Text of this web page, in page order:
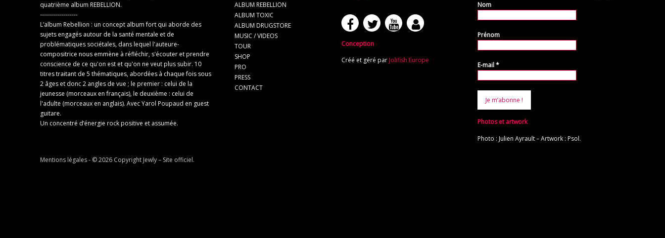
quatrième album REBELLION.
-------------------
L’album Rebellion : un concept album fort qui aborde des
sujets engagés autour de la santé mentale et de
problématiques sociétales, dans lequel l'auteure-
compositrice nous emmène à réfléchir, s'écouter et prendre
conscience de ce qu'on est et qu'on ne veut plus subir. 10
titres traitant de 5 thématiques, abordées à chaque fois sous
2 âges et donc 2 angles de vue ; le premier : celui de la
jeunesse (morceaux en français), le deuxième : celui de
l'adulte (morceaux en anglais). Avec Yarol Poupaud en guest
guitare.
Un concentré d’énergie rock positive et assumée.
ALBUM REBELLION
ALBUM TOXIC
ALBUM DRUGSTORE
MUSIC / VIDEOS
TOUR
SHOP
PRO
PRESS
CONTACT
Conception
Créé et géré par Jolifish Europe
Nom
Prénom
E-mail*
Photos et artwork
Photo : Julien Ayrault – Artwork : Psol.
Mentions légales- © 2026 Copyright Jewly – Site officiel.